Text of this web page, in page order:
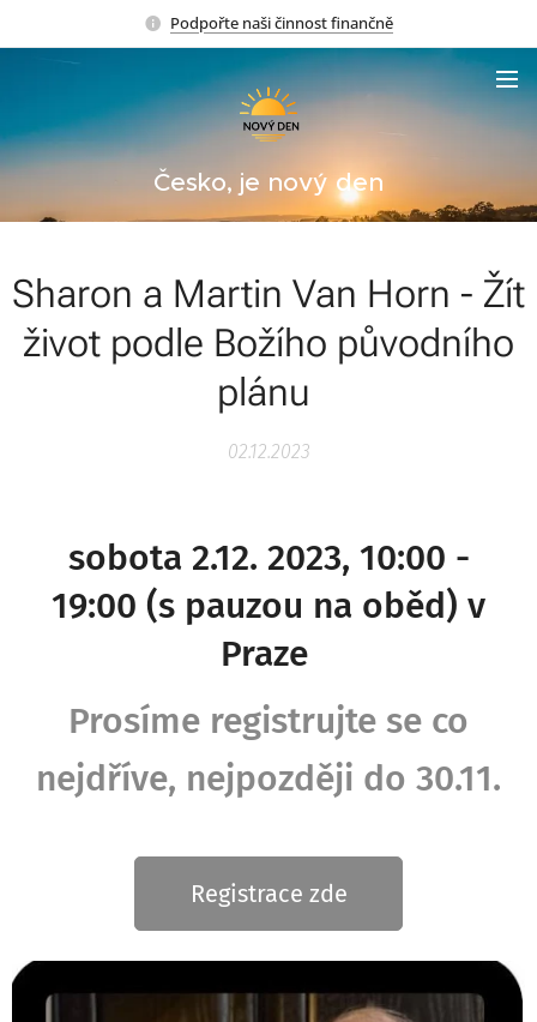
Podpořte naši činnost finančně
Česko, je nový den
Sharon a Martin Van Horn - Žít
život podle Božího původního
plánu
02.12.2023
sobota 2.12. 2023, 10:00 -
19:00 (s pauzou na oběd) v
Praze
Prosíme registrujte se co
nejdříve, nejpozději do 30.11.
Registrace zde